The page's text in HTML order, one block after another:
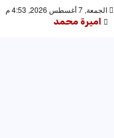
الجمعة, 7 أغسطس 2026, 4:53 م
اميرة محمد